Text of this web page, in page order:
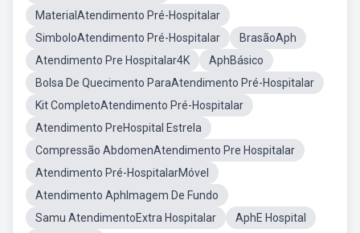
MaterialAtendimento Pré-Hospitalar
SimboloAtendimento Pré-Hospitalar
BrasãoAph
Atendimento Pre Hospitalar4K
AphBásico
Bolsa De Quecimento ParaAtendimento Pré-Hospitalar
Kit CompletoAtendimento Pré-Hospitalar
Atendimento PreHospital Estrela
Compressão AbdomenAtendimento Pre Hospitalar
Atendimento Pré-HospitalarMóvel
Atendimento AphImagem De Fundo
Samu AtendimentoExtra Hospitalar
AphE Hospital